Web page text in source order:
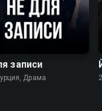
записи
Драма